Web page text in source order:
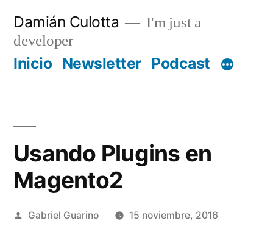
contenido
Damián Culotta
I'm just a
developer
Inicio Newsletter Podcast
Usando Plugins en
Magento2
Publicado
Gabriel Guarino 15 noviembre, 2016